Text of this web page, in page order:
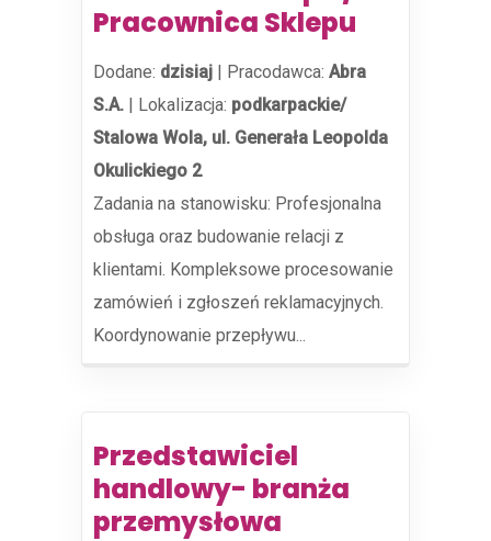
Pracownica Sklepu
Dodane: dzisiaj | Pracodawca: Abra
S.A. | Lokalizacja: podkarpackie/
Stalowa Wola, ul. Generała Leopolda
Okulickiego 2
Zadania na stanowisku: Profesjonalna
obsługa oraz budowanie relacji z
klientami. Kompleksowe procesowanie
zamówień i zgłoszeń reklamacyjnych.
Koordynowanie przepływu...
Przedstawiciel
handlowy- branża
przemysłowa